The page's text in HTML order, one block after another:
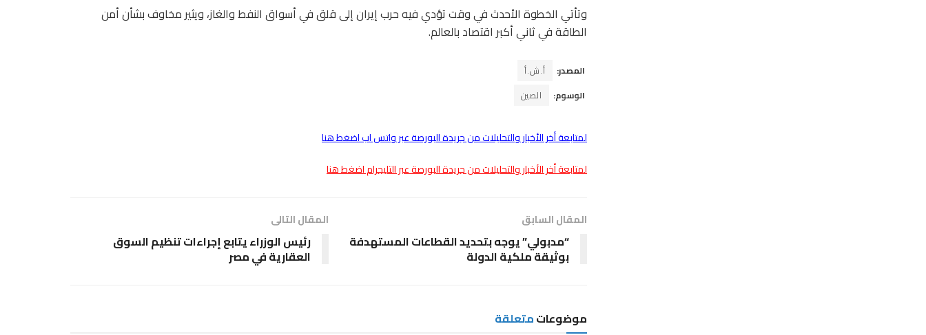
وتأتي الخطوة الأحدث في وقت تؤدي فيه حرب إيران إلى قلق في أسواق النفط والغاز، ويثير مخاوف بشأن أمن
الطاقة في ثاني أكبر اقتصاد بالعالم.
المصدر:
أ.ش.أ
الوسوم:
الصين
لمتابعة أخر الأخبار والتحليلات من جريدة البورصة عبر واتس اب اضغط هنا
لمتابعة أخر الأخبار والتحليلات من جريدة البورصة عبر التليجرام اضغط هنا
المقال السابق
“مدبولي” يوجه بتحديد القطاعات المستهدفة
بوثيقة ملكية الدولة
المقال التالى
رئيس الوزراء يتابع إجراءات تنظيم السوق
العقارية في مصر
موضوعاتمتعلقة